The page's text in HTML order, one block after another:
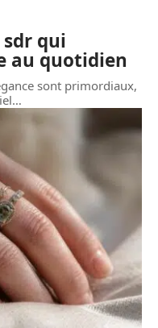
qui
au quotidien
sont primordiaux,
…